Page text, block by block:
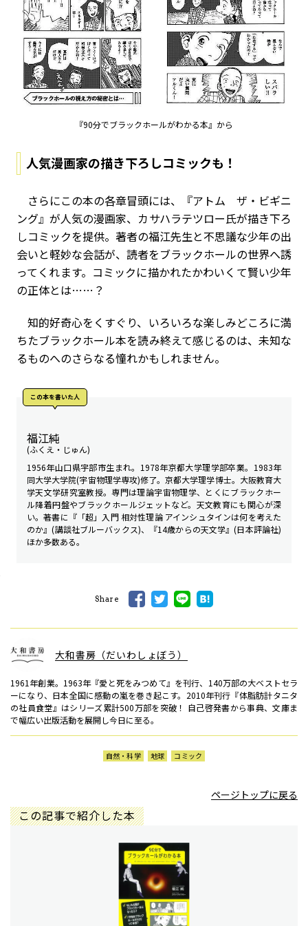
『90分でブラックホールがわかる本』から
人気漫画家の描き下ろしコミックも！
さらにこの本の各章冒頭には、『アトム ザ・ビギニ
ング』が人気の漫画家、カサハラテツロー氏が描き下ろ
しコミックを提供。著者の福江先生と不思議な少年の出
会いと軽妙な会話が、読者をブラックホールの世界へ誘
ってくれます。コミックに描かれたかわいくて賢い少年
の正体とは……？
知的好奇心をくすぐり、いろいろな楽しみどころに満
ちたブラックホール本を読み終えて感じるのは、未知な
るものへのさらなる憧れかもしれません。
この本を書いた人
福江純
(ふくえ・じゅん)
1956年山口県宇部市生まれ。1978年京都大学理学部卒業。1983年
同大学大学院(宇宙物理学専攻)修了。京都大学理学博士。大阪教育大
学天文学研究室教授。専門は理論宇宙物理学、とくにブラックホー
ル降着円盤やブラックホールジェットなど。天文教育にも関心が深
い。著書に『「超」入門 相対性理論 アインシュタインは何を考えた
のか』(講談社ブルーバックス)、『14歳からの天文学』(日本評論社)
ほか多数ある。
Share
大和書房（だいわしょぼう）
1961年創業。1963年『愛と死をみつめて』を刊行、140万部の大ベストセラ
ーになり、日本全国に感動の嵐を巻き起こす。2010年刊行『体脂肪計タニタ
の社員食堂』はシリーズ累計500万部を突破！ 自己啓発書から事典、文庫ま
で幅広い出版活動を展開し今日に至る。
自然・科学 地球 コミック
ページトップに戻る
この記事で紹介した本